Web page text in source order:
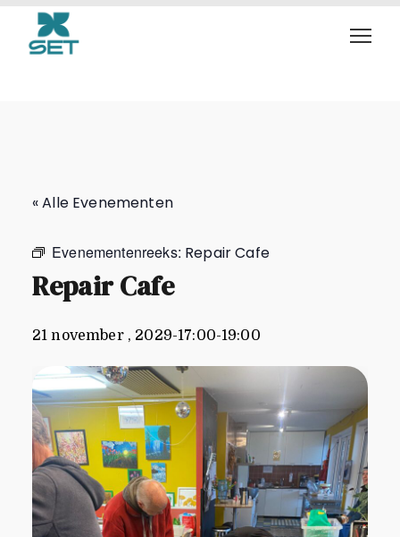
Repair Cafe
« Alle Evenementen
Evenementenreeks: Repair Cafe
Repair Cafe
21 november , 2029-17:00-19:00